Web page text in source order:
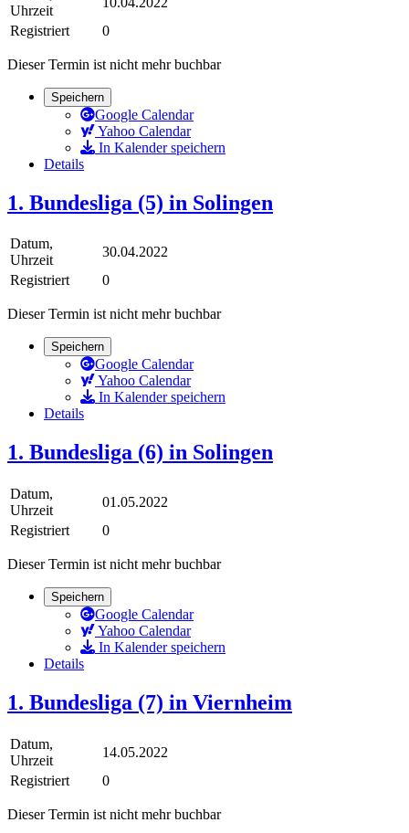
Uhrzeit
Registriert
0
Dieser Termin ist nicht mehr buchbar
Speichern
Google Calendar
Yahoo Calendar
In Kalender speichern
Details
1. Bundesliga (5) in Solingen
Datum,
Uhrzeit
30.04.2022
Registriert
0
Dieser Termin ist nicht mehr buchbar
Speichern
Google Calendar
Yahoo Calendar
In Kalender speichern
Details
1. Bundesliga (6) in Solingen
Datum,
Uhrzeit
01.05.2022
Registriert
0
Dieser Termin ist nicht mehr buchbar
Speichern
Google Calendar
Yahoo Calendar
In Kalender speichern
Details
1. Bundesliga (7) in Viernheim
Datum,
Uhrzeit
14.05.2022
Registriert
0
Dieser Termin ist nicht mehr buchbar